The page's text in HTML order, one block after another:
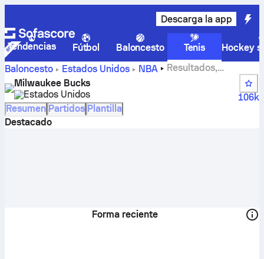
Descarga la app
Tendencias Fútbol Baloncesto Tenis
Hockey
Baloncesto
Estados Unidos NBA
Resultados,
clasificaciones, calendario y jugadores de Milwaukee
Bucks
Milwaukee Bucks
Estados Unidos
106k
Resumen Partidos Plantilla
Destacado
Forma reciente